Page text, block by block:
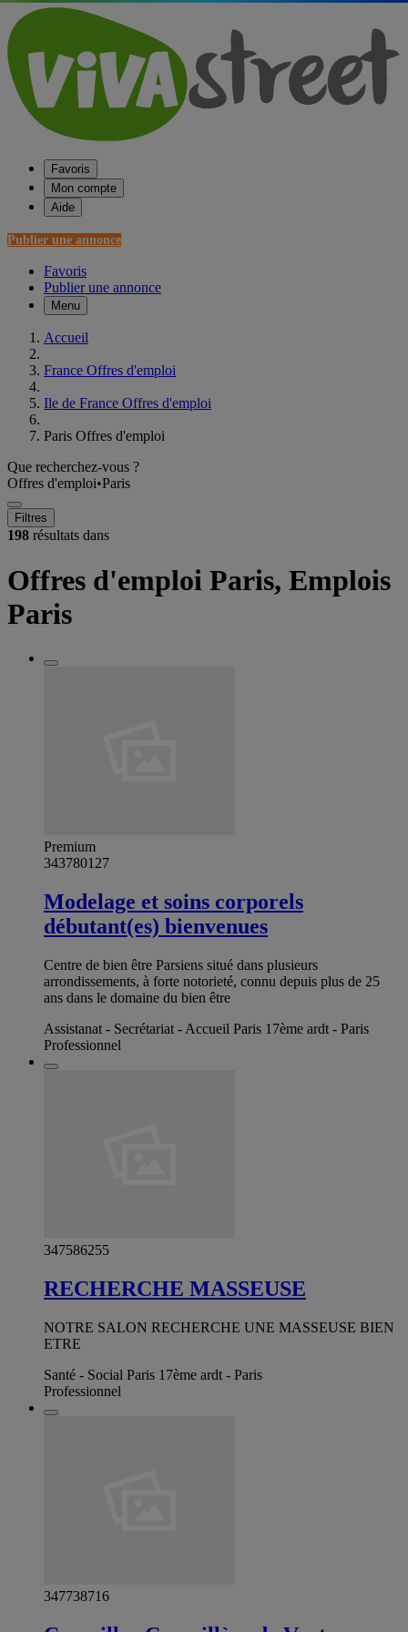
Favoris
Mon compte
Aide
Publier une annonce
Favoris
Publier une annonce
Menu
Accueil
France Offres d'emploi
Ile de France Offres d'emploi
Paris Offres d'emploi
Que recherchez-vous ?
Offres d'emploi•Paris
Filtres
198 résultats dans
Offres d'emploi Paris, Emplois
Paris
Premium
343780127
Modelage et soins corporels
débutant(es) bienvenues
Centre de bien être Parsiens situé dans plusieurs
arrondissements, à forte notorieté, connu depuis plus de 25
ans dans le domaine du bien être
Assistanat - Secrétariat - Accueil Paris 17ème ardt - Paris
Professionnel
347586255
RECHERCHE MASSEUSE
NOTRE SALON RECHERCHE UNE MASSEUSE BIEN
ETRE
Santé - Social Paris 17ème ardt - Paris
Professionnel
347738716